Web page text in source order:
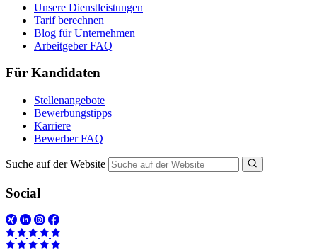
Unsere Dienstleistungen
Tarif berechnen
Blog für Unternehmen
Arbeitgeber FAQ
Für Kandidaten
Stellenangebote
Bewerbungstipps
Karriere
Bewerber FAQ
Suche auf der Website
Social